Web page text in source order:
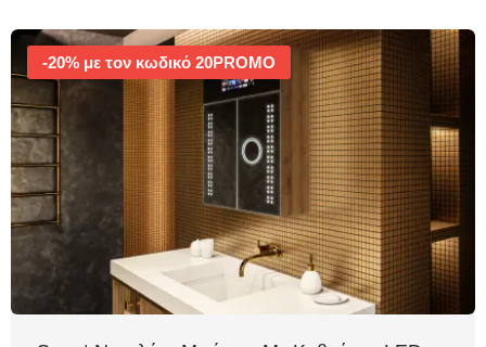
-20% με τον κωδικό 20PROMO